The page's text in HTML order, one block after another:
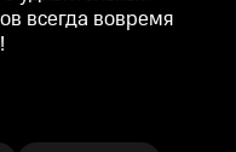
всегда вовремя